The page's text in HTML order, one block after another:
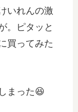
いれんの激
。ピタッと
買ってみた
まった😆